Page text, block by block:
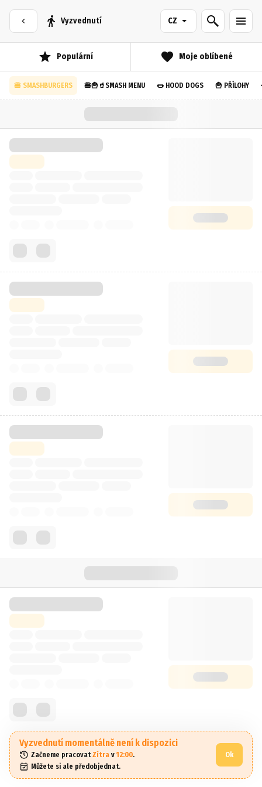
Vyzvednutí CZ
Populární Moje oblíbené
🍔 SMASHBURGERS 🍔🍟🥤SMASH MENU 🌭 HOOD DOGS 🍟 PŘÍLOHY
Vyzvednutí momentálně není k dispozici
Začneme pracovat Zítra v 12:00.
Můžete si ale předobjednat.
Ok